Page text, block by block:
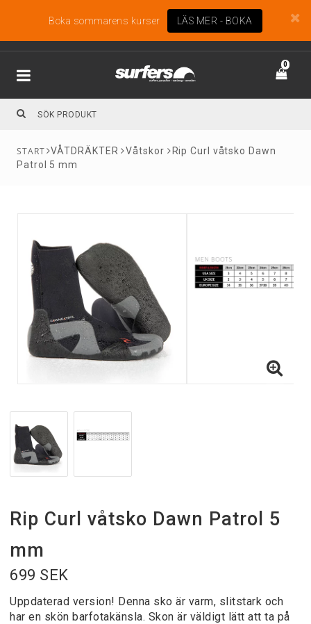
Boka sommarens kurser LÄS MER - BOKA
0
VÅTDRÄKTER Våtskor
Rip Curl våtsko Dawn
Patrol 5 mm
Rip Curl våtsko Dawn Patrol 5
mm
699 SEK
Uppdaterad version! Denna sko är varm, slitstark och
har en skön barfotakänsla. Skon är väldigt lätt att ta på